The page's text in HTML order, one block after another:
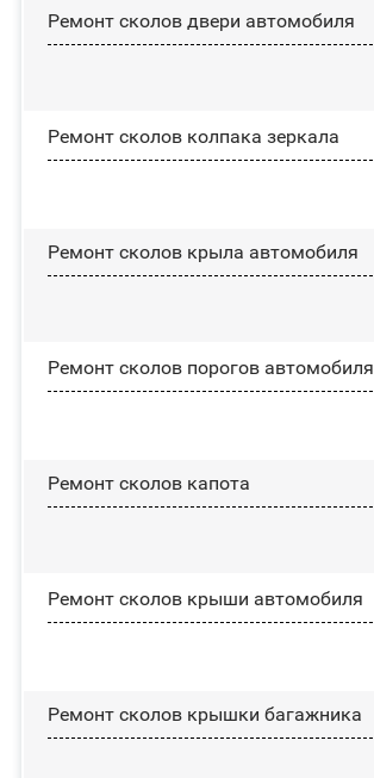
Ремонт сколов двери автомобиля
Ремонт сколов колпака зеркала
Ремонт сколов крыла автомобиля
Ремонт сколов порогов автомобиля
Ремонт сколов капота
Ремонт сколов крыши автомобиля
Ремонт сколов крышки багажника